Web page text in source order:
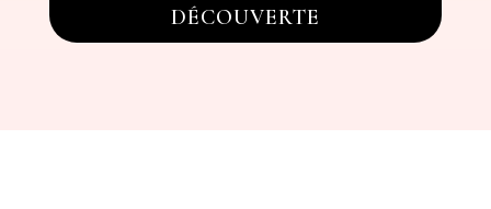
DÉCOUVERTE